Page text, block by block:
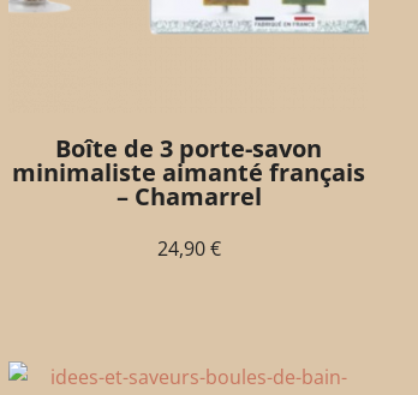
Boîte de 3 porte-savon
minimaliste aimanté français
– Chamarrel
24,90€